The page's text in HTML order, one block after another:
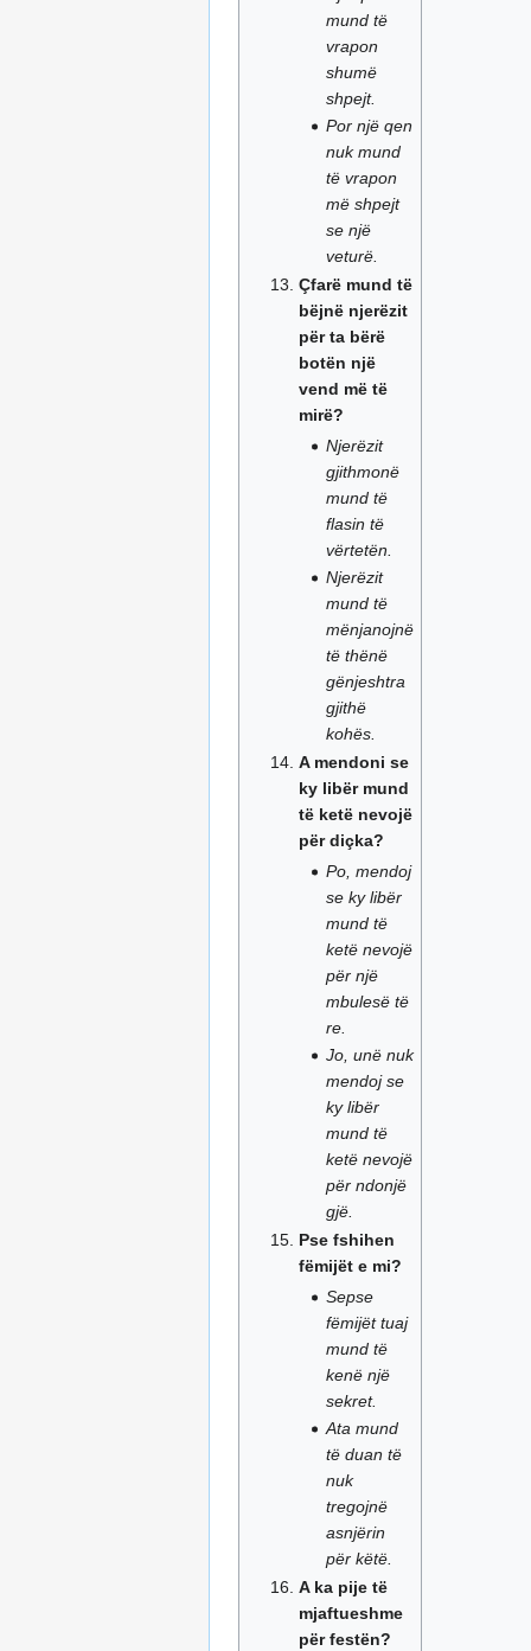
mund të
vrapon
shumë
shpejt.
Por një qen
nuk mund
të vrapon
më shpejt
se një
veturë.
Çfarë mund të
bëjnë njerëzit
për ta bërë
botën një
vend më të
mirë?
Njerëzit
gjithmonë
mund të
flasin të
vërtetën.
Njerëzit
mund të
mënjanojnë
të thënë
gënjeshtra
gjithë
kohës.
A mendoni se
ky libër mund
të ketë nevojë
për diçka?
Po, mendoj
se ky libër
mund të
ketë nevojë
për një
mbulesë të
re.
Jo, unë nuk
mendoj se
ky libër
mund të
ketë nevojë
për ndonjë
gjë.
Pse fshihen
fëmijët e mi?
Sepse
fëmijët tuaj
mund të
kenë një
sekret.
Ata mund
të duan të
nuk
tregojnë
asnjërin
për këtë.
A ka pije të
mjaftueshme
për festën?